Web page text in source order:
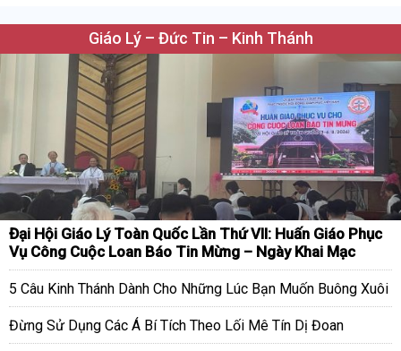
Giáo Lý – Đức Tin – Kinh Thánh
Đại Hội Giáo Lý Toàn Quốc Lần Thứ VII: Huấn Giáo Phục
Vụ Công Cuộc Loan Báo Tin Mừng – Ngày Khai Mạc
5 Câu Kinh Thánh Dành Cho Những Lúc Bạn Muốn Buông Xuôi
Đừng Sử Dụng Các Á Bí Tích Theo Lối Mê Tín Dị Đoan